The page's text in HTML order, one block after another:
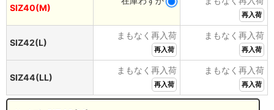
SIZ40(M)
再入荷
SIZ42(L)
まもなく再入荷
再入荷
まもなく再入荷
再入荷
SIZ44(LL)
まもなく再入荷
再入荷
まもなく再入荷
再入荷